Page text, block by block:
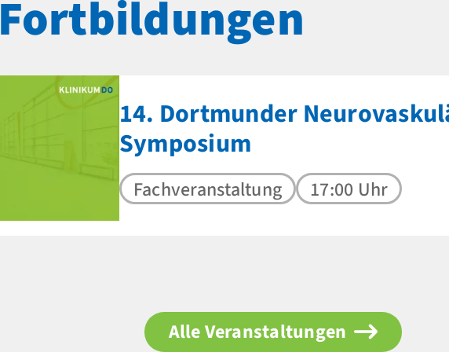
Fortbildungen
14. Dortmunder
Symposium
Fachveranstaltung 17:00 Uhr
Alle Veranstaltungen